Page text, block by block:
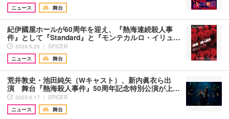
ニュース
舞台
紀伊國屋ホールが60周年を迎え、『熱海連続殺人事
件』として『Standard』と『モンテカルロ・イリュ…
2024.5.25 ｜ SPICER
ニュース
舞台
荒井敦史・池田純矢（Wキャスト）、新内眞衣ら出
演 舞台『熱海殺人事件』50周年記念特別公演が上…
2023.6.17 ｜ SPICER
ニュース
舞台